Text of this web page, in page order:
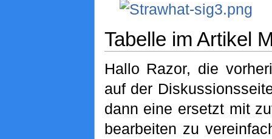
Tabelle im Artikel
Hallo Razor, die
auf der
dann eine ersetzt mit
bearbeiten zu